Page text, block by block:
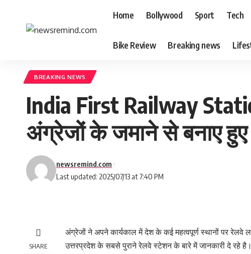
Home Bollywood Sport Tech
Bike Review Breaking news
BREAKING NEWS
India First Railway
अंग्रेजों के जमाने से बनाए
Last updated: 2025/07/13 at 7:40 PM
newsremind.com
SHARE
अंग्रेजों ने अपने कार्यकाल में देश के कई महत्वपूर्ण स्थानों पर रेलवे
उत्तरप्रदेश के सबसे पुराने रेलवे स्टेशन के बारे में जानकारी दे रहे है।